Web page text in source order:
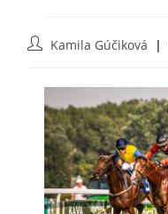
Post Kamila Gúčiková